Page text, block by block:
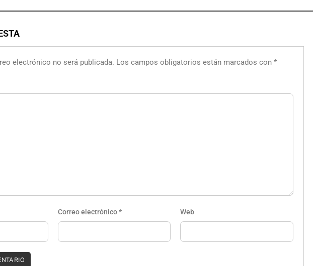
electrónico no será publicada. Los campos obligatorios están marcados con *
Correo electrónico* Web